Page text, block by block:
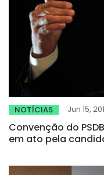
NOTÍCIAS Jun 15,
Convenção do
em ato pela